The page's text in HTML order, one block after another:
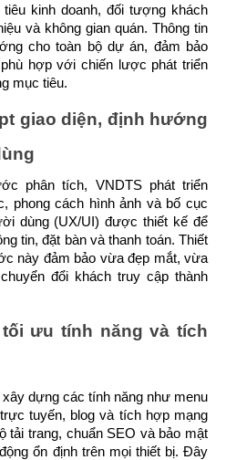
kinh doanh, đối tượng khách
và không gian quán. Thông tin
cho toàn bộ dự án, đảm bảo
hợp với chiến lược phát triển
mục tiêu.
giao diện, định hướng
phân tích, VNDTS phát triển
phong cách hình ảnh và bố cục
dùng (UX/UI) được thiết kế để
tin, đặt bàn và thanh toán. Thiết
này đảm bảo vừa đẹp mắt, vừa
đổi khách truy cập thành
ưu tính năng và tích
dựng các tính năng như menu
tuyến, blog và tích hợp mạng
tải trang, chuẩn SEO và bảo mật
ổn định trên mọi thiết bị. Đây